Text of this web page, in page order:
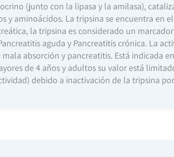
(junto con la lipasa y la amilasa),
y aminoácidos. La tripsina se encuentra en
la tripsina es considerado un
aguda y Pancreatitis crónica. La
absorción y pancreatitis. Está indicada
de 4 años y adultos su valor está
debido a inactivación de la tripsina